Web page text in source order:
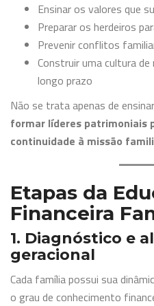
Ensinar os valores que
Preparar os herdeiros
Prevenir conflitos
Construir uma cultura
longo prazo
Não se trata apenas de
formar líderes patrimoniais
continuidade à missão
Etapas da
Financeira
1. Diagnóstico e
geracional
Cada família possui sua
o grau de conhecimento